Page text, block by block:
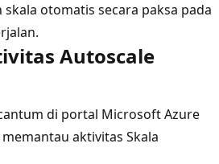
otomatis secara paksa pada
Autoscale
di portal Microsoft Azure
aktivitas Skala